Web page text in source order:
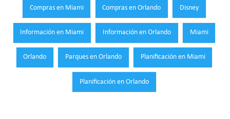
Compras en Miami Compras en Orlando Disney
Información en Miami Información en Orlando Miami
Orlando Parques en Orlando Planificación en Miami
Planificación en Orlando